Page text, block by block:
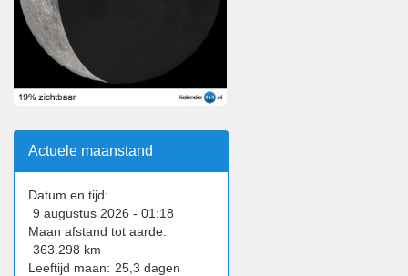
Actuele maanstand
Datum en tijd:
9 augustus 2026 - 01:18
Maan afstand tot aarde:
363.298 km
Leeftijd maan: 25,3 dagen